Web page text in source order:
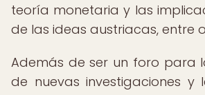
teoría monetaria y las
de las ideas austriacas, entre
Además de ser un foro para
de nuevas investigaciones y